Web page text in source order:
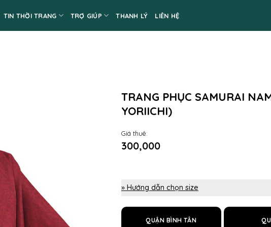
TIN THỜI TRANG TRỢ GIÚP THANH LÝ LIÊN HỆ
TRANG PHỤC SAMURAI
YORIICHI)
Giá thuê:
300,000
» Hướng dẫn chọn size
QUẬN BÌNH TÂN